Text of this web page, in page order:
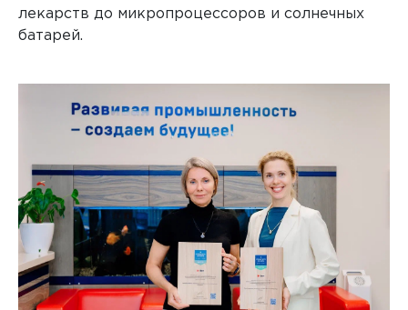
лекарств до микропроцессоров и солнечных
батарей.